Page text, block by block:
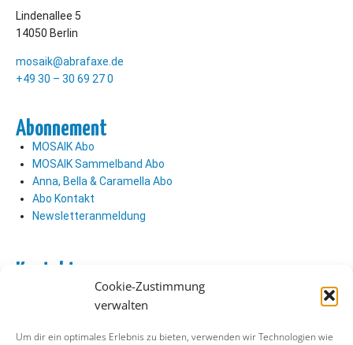
Cookie-Zustimmung
verwalten
Um dir ein optimales Erlebnis zu bieten, verwenden wir Technologien wie
Lindenallee 5
14050 Berlin
mosaik@abrafaxe.de
+49 30 – 30 69 27 0
Abonnement
MOSAIK Abo
MOSAIK Sammelband Abo
Anna, Bella & Caramella Abo
Abo Kontakt
Newsletteranmeldung
Kontakt
Verlag Kontakt